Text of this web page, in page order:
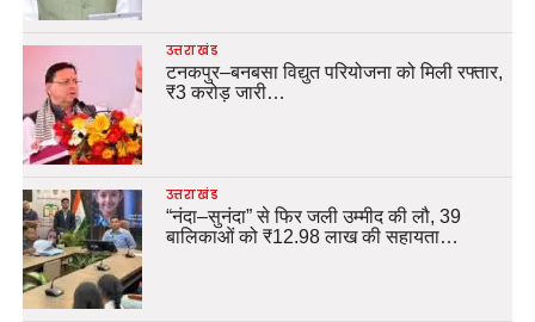
उत्तराखंड
टनकपुर–बनबसा विद्युत परियोजना को मिली रफ्तार,
₹3 करोड़ जारी…
उत्तराखंड
“नंदा–सुनंदा” से फिर जली उम्मीद की लौ, 39
बालिकाओं को ₹12.98 लाख की सहायता…